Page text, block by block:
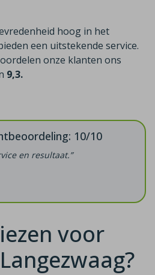
hoog in het
een uitstekende service.
onze klanten ons
9,3.
10/10
en resultaat.”
voor